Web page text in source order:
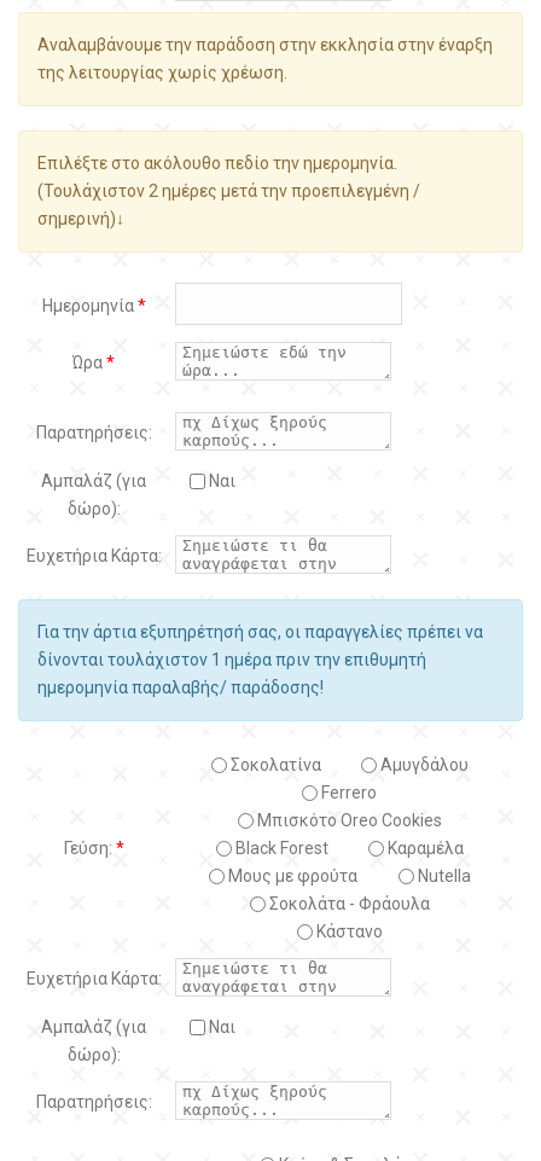
Αναλαμβάνουμε την παράδοση στην εκκλησία στην έναρξη
της λειτουργίας χωρίς χρέωση.
Επιλέξτε στο ακόλουθο πεδίο την ημερομηνία.
(Τουλάχιστον 2 ημέρες μετά την προεπιλεγμένη /
σημερινή)↓
Ημερομηνία*
Ώρα*
Παρατηρήσεις:
Αμπαλάζ (για
δώρο):
Ναι
Ευχετήρια Κάρτα:
Για την άρτια εξυπηρέτησή σας, οι παραγγελίες πρέπει να
δίνονται τουλάχιστον 1 ημέρα πριν την επιθυμητή
ημερομηνία παραλαβής/ παράδοσης!
Γεύση: *
Σοκολατίνα
Αμυγδάλου
Ferrero
Μπισκότο Oreo Cookies
Black Forest
Kαραμέλα
Μους με φρούτα
Nutella
Σοκολάτα - Φράουλα
Κάστανο
Ευχετήρια Κάρτα:
Αμπαλάζ (για
δώρο):
Ναι
Παρατηρήσεις: